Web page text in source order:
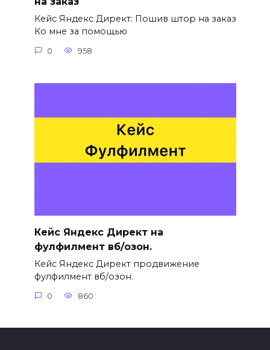
Кейс Яндекс Директ: Пошив штор на заказ
Ко мне за помощью
0 958
Кейс Яндекс Директ на
фулфилмент вб/озон.
Кейс Яндекс Директ продвижение
фулфилмент вб/озон.
0 860